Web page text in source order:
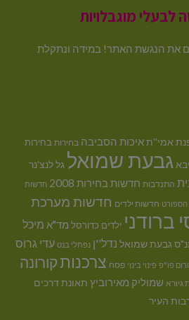
מוגבלויות
את הנגשת האתר! במידה ונתקלת
אמי''תאיכות הסביבה בחירות בחירות
גבעת שמואל גל לנצ'נר
התנדבות חדשות בחירות 2008 חדשות
חדשות ילדים חדשות מערכת
ברודני ילדים כדורסל מד"א מיכל
גבעת שמואל נדל''ן נפתלי בנט עדי גרוס
פו"פ פינוי בינוי פסח צרכנותקורונה
גיורא שמוליק מאירוביץ תאונת דרכים
העיר